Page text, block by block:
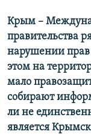
Крым –
правительства
нарушении
этом на
мало
собирают
ли не
является